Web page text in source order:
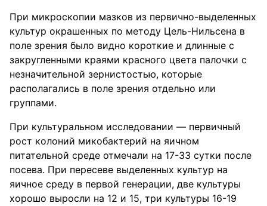
При микроскопии мазков из первично-выделенных
культур окрашенных по методу Цель-Нильсена в
поле зрения было видно короткие и длинные с
закругленными краями красного цвета палочки с
незначительной зернистостью, которые
располагались в поле зрения отдельно или
группами.
При культуральном исследовании — первичный
рост колоний микобактерий на яичном
питательной среде отмечали на 17-33 сутки после
посева. При пересеве выделенных культур на
яичное среду в первой генерации, две культуры
хорошо выросли на 12 и 15, три культуры 16-19